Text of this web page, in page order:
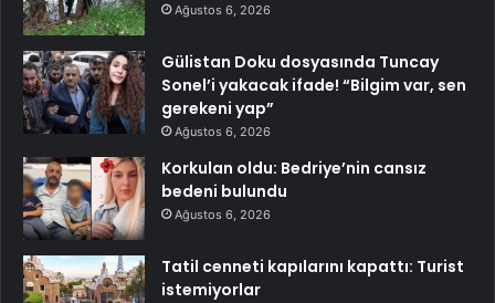
Ağustos 6, 2026
Gülistan Doku dosyasında Tuncay
Sonel’i yakacak ifade! “Bilgim var, sen
gerekeni yap”
Ağustos 6, 2026
Korkulan oldu: Bedriye’nin cansız
bedeni bulundu
Ağustos 6, 2026
Tatil cenneti kapılarını kapattı: Turist
istemiyorlar